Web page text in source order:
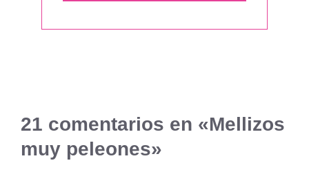
21 comentarios en «Mellizos
muy peleones»